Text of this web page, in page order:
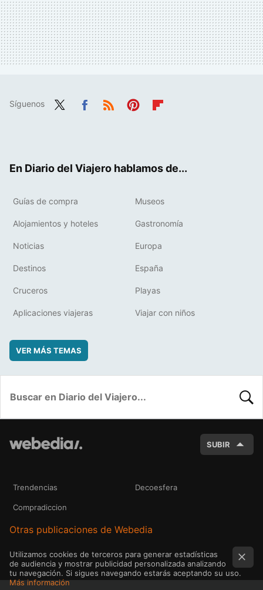
Síguenos
En Diario del Viajero hablamos de...
Guías de compra Museos
Alojamientos y hoteles Gastronomía
Noticias Europa
Destinos España
Cruceros Playas
Aplicaciones viajeras Viajar con niños
VER MÁS TEMAS
SUBIR
Trendencias Decoesfera
Compradiccion
Otras publicaciones de Webedia
Utilizamos cookies de terceros para generar estadísticas
de audiencia y mostrar publicidad personalizada analizando
tu navegación. Si sigues navegando estarás aceptando su uso.
Más información